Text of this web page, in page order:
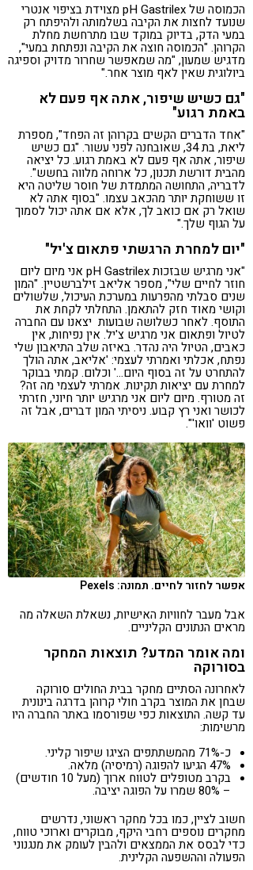
הכמוסה של pH Gastrilex מצוידת בציפוי אנטרי
שנועד לחצות את הקיבה בשלמותה ולהיפתח רק
במעי הדק, בדיוק במוקד שבו מתרחשת מחלת
הקרוהן. "הכמוסה חוצה את הקיבה ונפתחת במעי",
מדגיש שמעון, "מה שמאפשר שחרור מדויק וספיגה
ביולוגית שאין לאף מוצר אחר."
"גם כשיש שיפור, אתה אף פעם לא
באמת רגוע"
"אחד הדברים הקשים בקרוהן זה הפחד", מספרת
ליאת, בת 34, שאובחנה לפני עשור. "גם כשיש
שיפור, אתה אף פעם לא באמת רגוע. כל יציאה
מהבית דורשת תכנון, כל ארוחה מלווה בחשש".
לדבריה, התחושה המתמדת של חוסר שליטה היא
זו ששוחקת יותר מהכאב עצמו. "בסוף אתה לא
שואל רק אם כואב לך, אלא אם אתה יכול לסמוך
על הגוף שלך."
"יום למחרת הרגשתי פתאום צ'יל"
"אני מרגיש שבזכות pH Gastrilex אני מיום ליום
חוזר לחיים שלי", מספר אליאב זילברשטיין. "המון
שנים סבלתי מהפרעות במערכת העיכול, שלשולים
וקושי מאוד חזק להתאמן. התחלתי לקחת את
התוסף. לאחר כשלושה שבועות יצאנו עם החברה
לטיול ופתאום אני מרגיש צ'יל. אין נפיחות, אין
כאבים, הטיול היה נהדר. באיזה שלב התיאבון שלי
נפתח, אכלתי ואמרתי לעצמי: 'אליאב, אתה הולך
להתחרט על זה בסוף היום…' וכלום. קמתי בבוקר
למחרת עם יציאות תקינות. אמרתי לעצמי מה זה?
זה מטורף. מיום ליום אני מרגיש יותר חיוני, חזרתי
לכושר ואני רץ קבוע. ניסיתי המון דברים, אבל זה
פשוט 'וואו'".
אפשר לחזור לחיים. תמונה: Pexels
אבל מעבר לחוויות האישיות, נשאלת השאלה מה
מראים הנתונים הקליניים.
ומה אומר המדע? תוצאות המחקר
בסורוקה
לאחרונה הסתיים מחקר בבית החולים סורוקה
שבחן את המוצר בקרב חולי קרוהן בדרגה בינונית
עד קשה. התוצאות כפי שפורסמו באתר החברה היו
מרשימות:
כ-71% מהמשתתפים הציגו שיפור קליני.
47% הגיעו להפוגה (רמיסיה) מלאה.
בקרב מטופלים לטווח ארוך (מעל 10 חודשים)
– 80% שמרו על הפוגה יציבה.
חשוב לציין, כמו בכל מחקר ראשוני, נדרשים
מחקרים נוספים רחבי היקף, מבוקרים וארוכי טווח,
כדי לבסס את הממצאים ולהבין לעומק את מנגנוני
הפעולה וההשפעה הקלינית.